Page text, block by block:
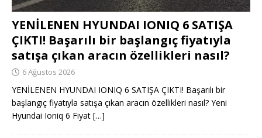
YENİLENEN HYUNDAI IONIQ 6 SATIŞA
ÇIKTI! Başarılı bir başlangıç fiyatıyla
satışa çıkan aracın özellikleri nasıl?
6 Ağustos 2026
YENİLENEN HYUNDAI IONIQ 6 SATIŞA ÇIKTI! Başarılı bir
başlangıç fiyatıyla satışa çıkan aracın özellikleri nasıl? Yeni
Hyundai Ioniq 6 Fiyat […]